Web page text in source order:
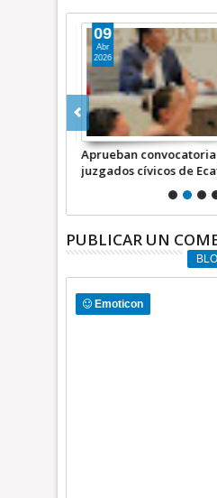
Aprueban
juzgados cívicos de
09
Abr
2026
PUBLICAR UN
Emoticon